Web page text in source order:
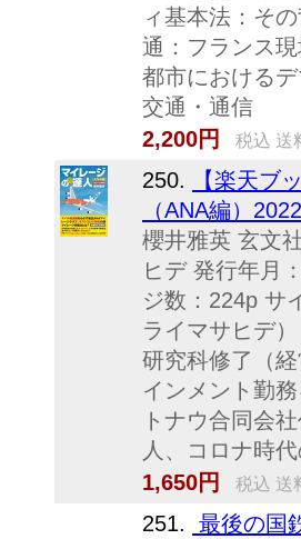
ィ基本法：そ
通：フランス
都市における
交通・通信
2,200円
税込 送
250.
【楽天ブ
（ANA編）
櫻井雅英 玄文
ヒデ 発行年月
ジ数：224p サ
ライマサヒデ
研究科修了（
インメント勤
トナウ合同会
人、コロナ時
1,650円
税込 送
251. 最後の国